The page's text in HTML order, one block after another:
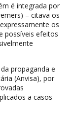
é integrada por
– citava os
os
possíveis efeitos
propaganda e
(Anvisa), por
a casos